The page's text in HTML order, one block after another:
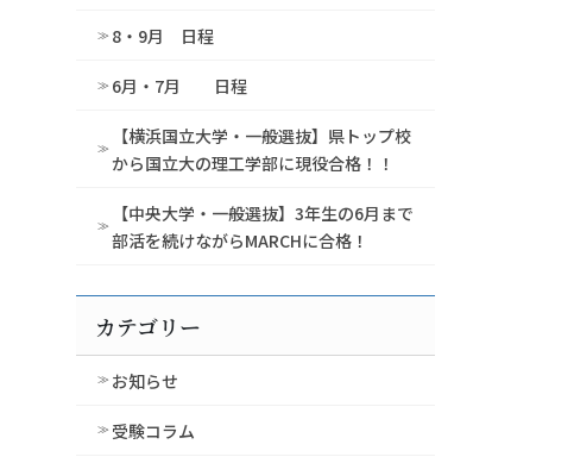
8・9月 日程
6月・7月 日程
【横浜国立大学・一般選抜】県トップ校
から国立大の理工学部に現役合格！！
【中央大学・一般選抜】3年生の6月まで
部活を続けながらMARCHに合格！
カテゴリー
お知らせ
受験コラム